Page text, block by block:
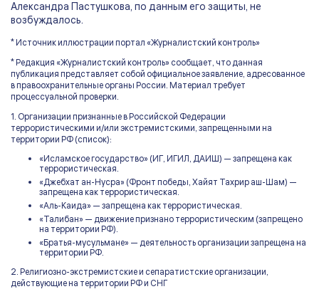
Александра Пастушкова, по данным его защиты, не
возбуждалось.
* Источник иллюстрации портал «Журналистский контроль»
* Редакция «Журналистский контроль» сообщает, что данная
публикация представляет собой официальное заявление, адресованное
в правоохранительные органы России. Материал требует
процессуальной проверки.
1. Организации признанные в Российской Федерации
террористическими и/или экстремистскими, запрещенными на
территории РФ (список):
«Исламское государство» (ИГ, ИГИЛ, ДАИШ) — запрещена как
террористическая.
«Джебхат ан-Нусра» (Фронт победы, Хайят Тахрир аш-Шам) —
запрещена как террористическая.
«Аль-Каида» — запрещена как террористическая.
«Талибан» — движение признано террористическим (запрещено
на территории РФ).
«Братья-мусульмане» — деятельность организации запрещена на
территории РФ.
2. Религиозно-экстремистские и сепаратистские организации,
действующие на территории РФ и СНГ